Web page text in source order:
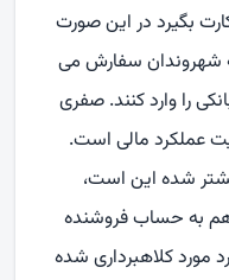
بگیرد در این صورت
شهروندان سفارش می
را وارد کنند. صفری
عملکرد مالی است.
شده این است،
هم به حساب فروشنده
مورد کلاهبرداری شده